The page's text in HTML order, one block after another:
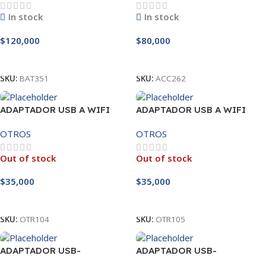
In stock
$120,000
SKU: BAT351
In stock
$80,000
SKU: ACC262
ADAPTADOR USB A WIFI
OTROS
Out of stock
$35,000
SKU: OTR104
ADAPTADOR USB A WIFI
OTROS
Out of stock
$35,000
SKU: OTR105
ADAPTADOR USB-
ADAPTADOR USB-